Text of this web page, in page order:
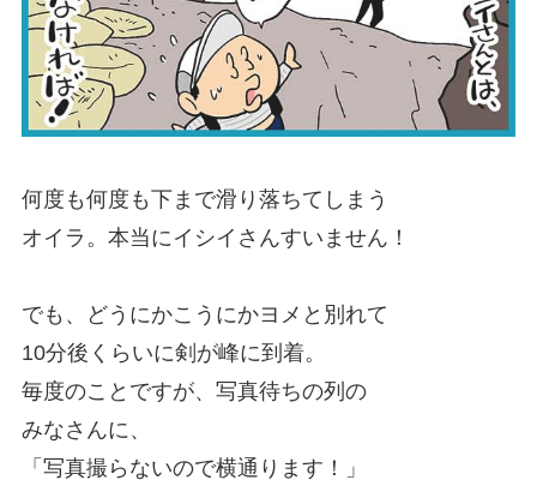
何度も何度も下まで滑り落ちてしまう
オイラ。本当にイシイさんすいません！
でも、どうにかこうにかヨメと別れて
10分後くらいに剣が峰に到着。
毎度のことですが、写真待ちの列の
みなさんに、
「写真撮らないので横通ります！」